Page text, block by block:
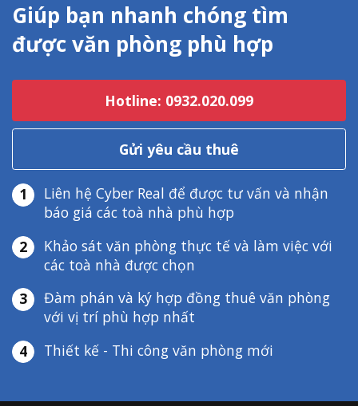
Giúp bạn nhanh chóng tìm
được văn phòng phù hợp
Hotline: 0932.020.099
Gửi yêu cầu thuê
1
Liên hệ Cyber Real để được tư vấn và nhận
báo giá các toà nhà phù hợp
2
Khảo sát văn phòng thực tế và làm việc với
các toà nhà được chọn
3
Đàm phán và ký hợp đồng thuê văn phòng
với vị trí phù hợp nhất
4
Thiết kế - Thi công văn phòng mới